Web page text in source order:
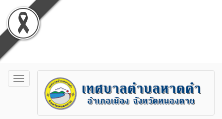
Toggle
navigation